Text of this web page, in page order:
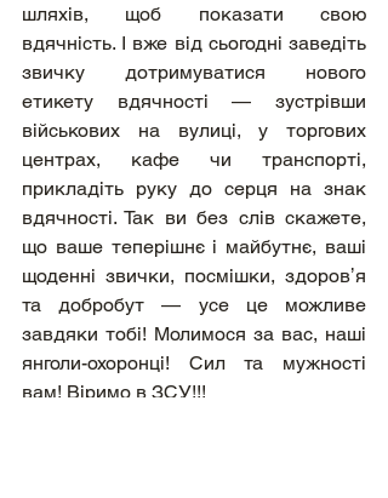
шляхів, щоб показати свою
вдячність. І вже від сьогодні заведіть
звичку дотримуватися нового
етикету вдячності — зустрівши
військових на вулиці, у торгових
центрах, кафе чи транспорті,
прикладіть руку до серця на знак
вдячності. Так ви без слів скажете,
що ваше теперішнє і майбутнє, ваші
щоденні звички, посмішки, здоровʼя
та добробут — усе це можливе
завдяки тобі! Молимося за вас, наші
янголи-охоронці! Сил та мужності
вам! Віримо в ЗСУ!!!